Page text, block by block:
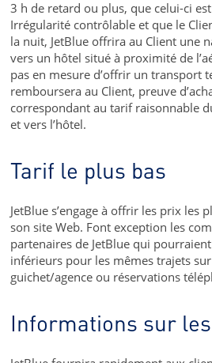
3 h de retard ou plus, que celui-ci
Irrégularité contrôlable et que le
la nuit, JetBlue offrira au Client une
vers un hôtel situé à proximité de
pas en mesure d’offrir un transport
remboursera au Client, preuve
correspondant au tarif raisonnable
et vers l’hôtel.
Tarif le plus bas
JetBlue s’engage à offrir les prix les
son site Web. Font exception les
partenaires de JetBlue qui
inférieurs pour les mêmes trajets
guichet/agence ou réservations
Informations sur